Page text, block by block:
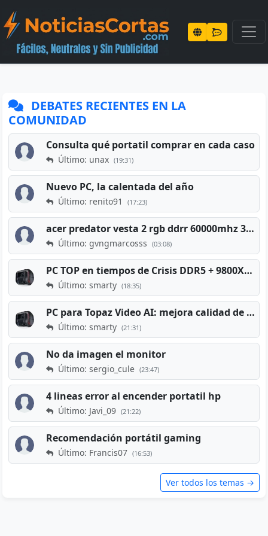
DEBATES RECIENTES EN LA
COMUNIDAD
Consulta qué portatil comprar en cada caso
Último: unax (19:31)
Nuevo PC, la calentada del año
Último: renito91 (17:23)
acer predator vesta 2 rgb ddrr 60000mhz 32gb x2 16gb
Último: gvngmarcosss (03:08)
PC TOP en tiempos de Crisis DDR5 + 9800X3D + RTX 5080 [2026][2400€]
Último: smarty (18:35)
PC para Topaz Video AI: mejora calidad de vídeos viejos
Último: smarty (21:31)
No da imagen el monitor
Último: sergio_cule (23:47)
4 lineas error al encender portatil hp
Último: Javi_09 (21:22)
Recomendación portátil gaming
Último: Francis07 (16:53)
Ver todos los temas →